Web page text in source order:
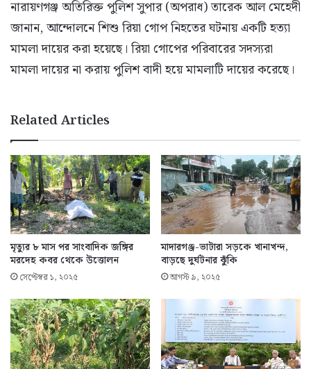
নারায়ণগঞ্জ অতিরিক্ত পুলিশ সুপার (অপরাধ) তারেক আল মেহেদী
জানান, আন্দোলনে শিশু রিয়া গোপ নিহতের ঘটনায় একটি হত্যা
মামলা দায়ের করা হয়েছে। রিয়া গোপের পরিবারের সদস্যরা
মামলা দায়ের না করায় পুলিশ বাদী হয়ে মামলাটি দায়ের করেছে।
Related Articles
মৃত্যুর ৮ মাস পর সাংবাদিক জঙ্গির
মরদেহ কবর থেকে উত্তোলন
সেপ্টেম্বর ১, ২০২৫
মাদারগঞ্জ-ভাটারা সড়কে খানাখন্দ,
বাড়ছে দুর্ঘটনার ঝুঁকি
আগস্ট ৯, ২০২৫